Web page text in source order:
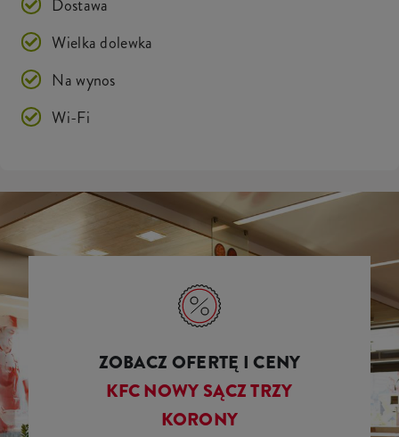
Dostawa
Wielka dolewka
Na wynos
Wi-Fi
ZOBACZ OFERTĘ I CENY
KFC NOWY SĄCZ TRZY
KORONY